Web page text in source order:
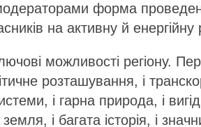
форма
на активну й
можливості регіону.
розташування, і
і гарна природа, і
і багата історія, і